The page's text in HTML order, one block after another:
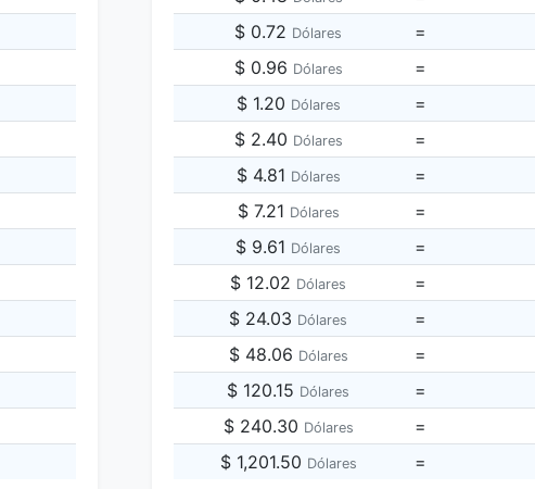
$ 0.72 Dólares =
$ 0.96 Dólares =
$ 1.20 Dólares =
$ 2.40 Dólares =
$ 4.81 Dólares =
$ 7.21 Dólares =
$ 9.61 Dólares =
$ 12.02 Dólares =
$ 24.03 Dólares =
$ 48.06 Dólares =
$ 120.15 Dólares =
$ 240.30 Dólares =
$ 1,201.50 Dólares =